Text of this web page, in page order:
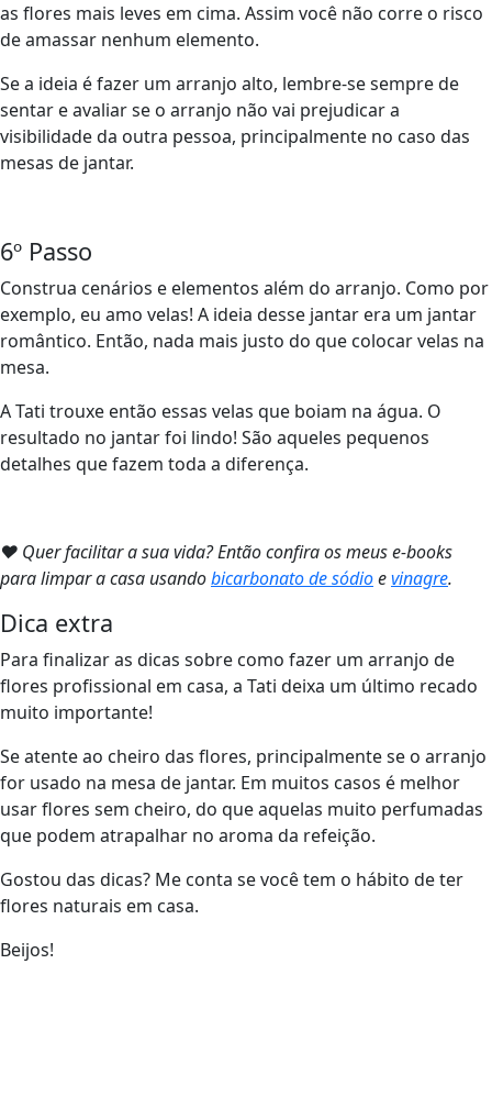
as flores mais leves em cima. Assim você não corre o risco
de amassar nenhum elemento.
Se a ideia é fazer um arranjo alto, lembre-se sempre de
sentar e avaliar se o arranjo não vai prejudicar a
visibilidade da outra pessoa, principalmente no caso das
mesas de jantar.
6º Passo
Construa cenários e elementos além do arranjo. Como por
exemplo, eu amo velas! A ideia desse jantar era um jantar
romântico. Então, nada mais justo do que colocar velas na
mesa.
A Tati trouxe então essas velas que boiam na água. O
resultado no jantar foi lindo! São aqueles pequenos
detalhes que fazem toda a diferença.
❤ Quer facilitar a sua vida? Então confira os meus e-books
para limpar a casa usandobicarbonato de sódioevinagre.
Dica extra
Para finalizar as dicas sobre como fazer um arranjo de
flores profissional em casa, a Tati deixa um último recado
muito importante!
Se atente ao cheiro das flores, principalmente se o arranjo
for usado na mesa de jantar. Em muitos casos é melhor
usar flores sem cheiro, do que aquelas muito perfumadas
que podem atrapalhar no aroma da refeição.
Gostou das dicas? Me conta se você tem o hábito de ter
flores naturais em casa.
Beijos!